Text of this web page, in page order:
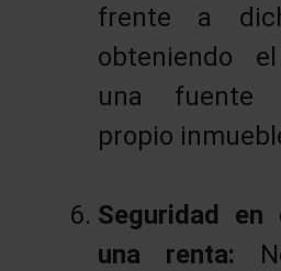
frente a
obteniendo
una fuente
propio
Seguridad
una renta: